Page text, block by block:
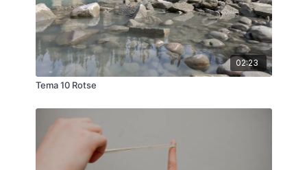
02:23
Tema 10 Rotse